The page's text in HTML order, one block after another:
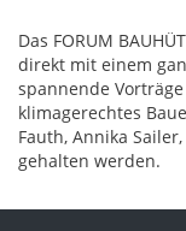
Das FORUM
direkt mit einem
spannende
klimagerechtes
Fauth, Annika
gehalten werden.